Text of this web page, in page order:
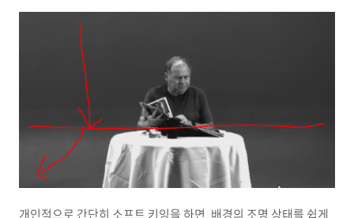
개인적으로 간단히 소프트 키잉을 하면, 배경의 조명 상태를 쉽게